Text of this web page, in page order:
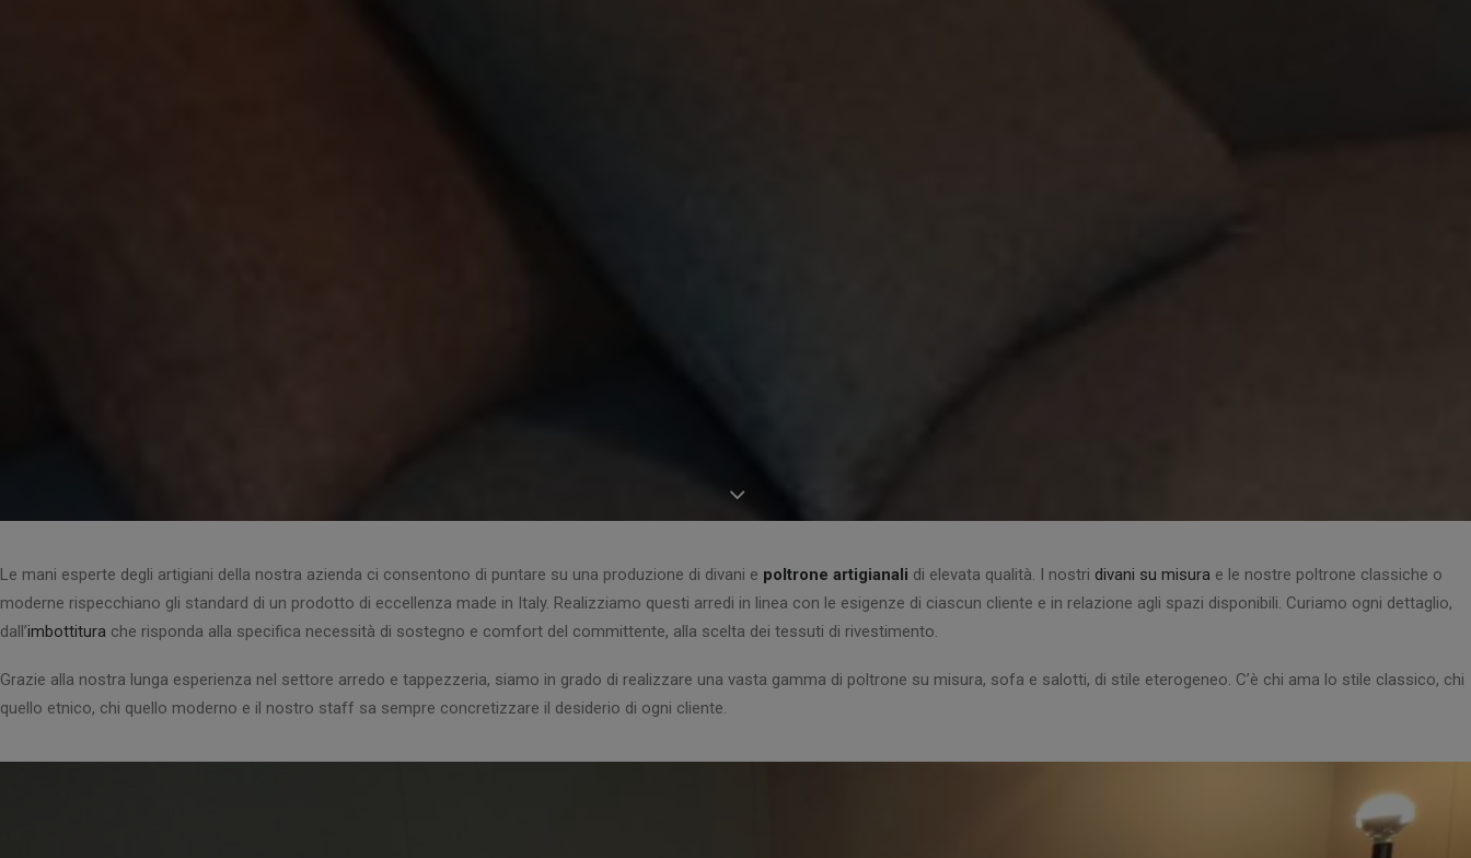
Le mani esperte degli artigiani della nostra azienda ci consentono di puntare su una produzione di divani e poltrone artigianali di elevata qualità. I nostri divani su misura e le nostre poltrone classiche o
moderne rispecchiano gli standard di un prodotto di eccellenza made in Italy. Realizziamo questi arredi in linea con le esigenze di ciascun cliente e in relazione agli spazi disponibili. Curiamo ogni dettaglio,
dall’imbottitura che risponda alla specifica necessità di sostegno e comfort del committente, alla scelta dei tessuti di rivestimento.
Grazie alla nostra lunga esperienza nel settore arredo e tappezzeria, siamo in grado di realizzare una vasta gamma di poltrone su misura, sofa e salotti, di stile eterogeneo. C’è chi ama lo stile classico, chi
quello etnico, chi quello moderno e il nostro staff sa sempre concretizzare il desiderio di ogni cliente.